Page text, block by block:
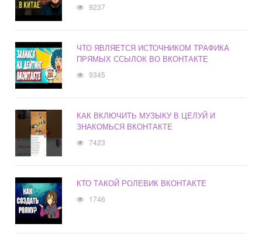
9237
ЧТО ЯВЛЯЕТСЯ ИСТОЧНИКОМ ТРАФИКА
ПРЯМЫХ ССЫЛОК ВО ВКОНТАКТЕ
9345
КАК ВКЛЮЧИТЬ МУЗЫКУ В ЦЕЛУЙ И
ЗНАКОМЬСЯ ВКОНТАКТЕ
7423
КТО ТАКОЙ РОЛЕВИК ВКОНТАКТЕ
1746